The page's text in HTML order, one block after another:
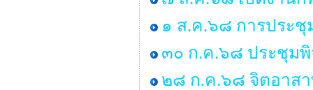
๑ ส.ค.๖๘ การประ
๓๐ ก.ค.๖๘ ประชุม
๒๘ ก.ค.๖๘ จิตอาส